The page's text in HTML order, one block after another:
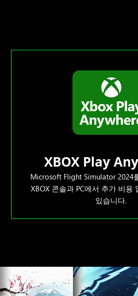
XBOX Play
Microsoft Flight Simulator 2024
XBOX 콘솔과 PC에서 추가 비용
있습니다.